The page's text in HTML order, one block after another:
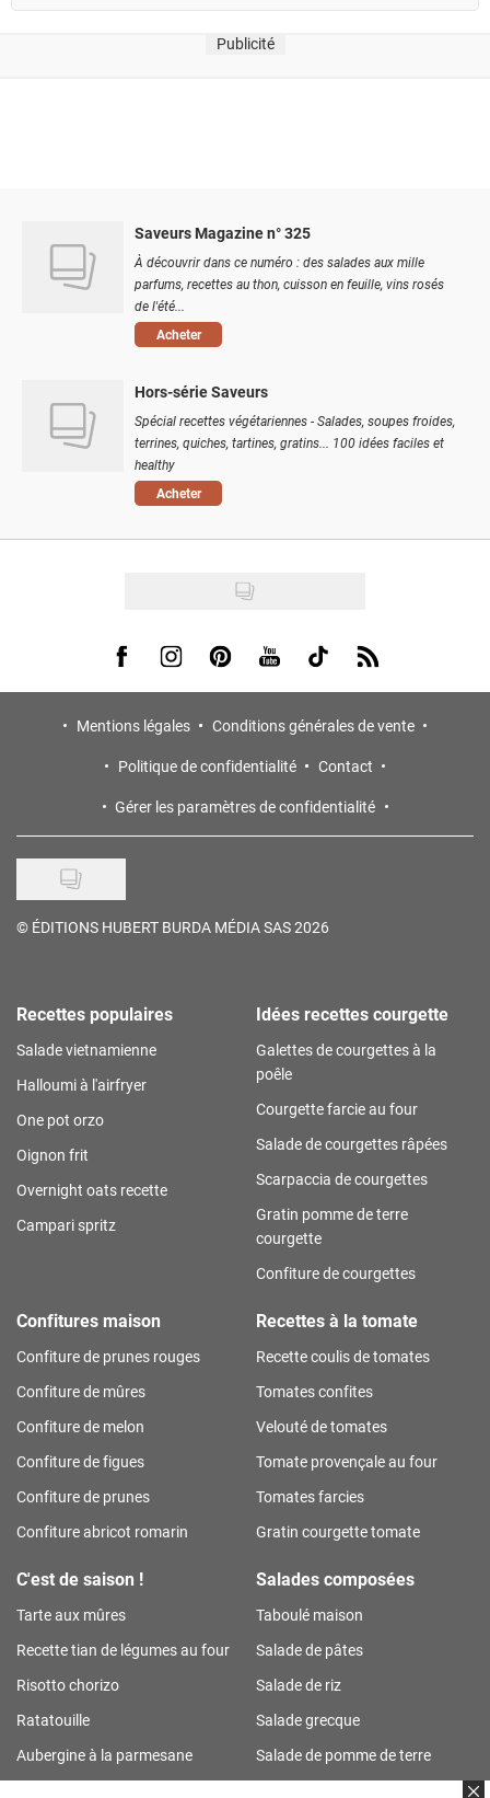
Publicité
Saveurs Magazine n° 325
À découvrir dans ce numéro : des salades aux mille
parfums, recettes au thon, cuisson en feuille, vins rosés
de l'été...
Acheter
Hors-série Saveurs
Spécial recettes végétariennes - Salades, soupes froides,
terrines, quiches, tartines, gratins... 100 idées faciles et
healthy
Acheter
Visit us on Facebook
Visit us on Instagram
Visit us on Pinterest
Visit us on Youtube
Visit us on Tiktok
Visit us on Rss
Mentions légales
Conditions générales de vente
Politique de confidentialité
Contact
Gérer les paramètres de confidentialité
© ÉDITIONS HUBERT BURDA MÉDIA SAS 2026
Recettes populaires
Salade vietnamienne
Halloumi à l'airfryer
One pot orzo
Oignon frit
Overnight oats recette
Campari spritz
Idées recettes courgette
Galettes de courgettes à la
poêle
Courgette farcie au four
Salade de courgettes râpées
Scarpaccia de courgettes
Gratin pomme de terre
courgette
Confiture de courgettes
Confitures maison
Confiture de prunes rouges
Confiture de mûres
Confiture de melon
Confiture de figues
Confiture de prunes
Confiture abricot romarin
Recettes à la tomate
Recette coulis de tomates
Tomates confites
Velouté de tomates
Tomate provençale au four
Tomates farcies
Gratin courgette tomate
C'est de saison !
Tarte aux mûres
Recette tian de légumes au four
Risotto chorizo
Ratatouille
Aubergine à la parmesane
Salades composées
Taboulé maison
Salade de pâtes
Salade de riz
Salade grecque
Salade de pomme de terre